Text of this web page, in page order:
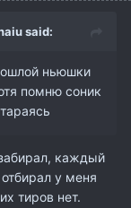
said:
ньюшки
помню соник
каждый
у меня
тиров нет.